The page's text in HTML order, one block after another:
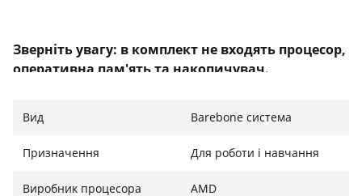
Зверніть увагу: в комплект не входять процесор,
оперативна пам'ять та накопичувач.
тих, хто шукає максимальну продуктивність у
Вид Barebone система
Призначення Для роботи і навчання
Виробник процесора AMD